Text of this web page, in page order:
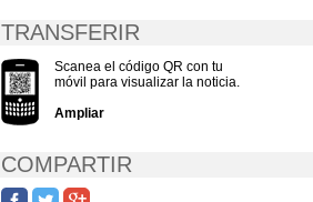
TRANSFERIR
Scanea el código QR con tu
móvil para visualizar la noticia.
Ampliar
COMPARTIR